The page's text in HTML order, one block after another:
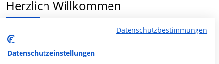
Herzlich Willkommen
ÄRZTE vorOrt - MEDI-MVZ Standort Aalen in der
Weilerstr. 8 ist ein medizinisches Versorgungszentrum
in Aalen.
Datenschutzbestimmungen
Datenschutzeinstellungen